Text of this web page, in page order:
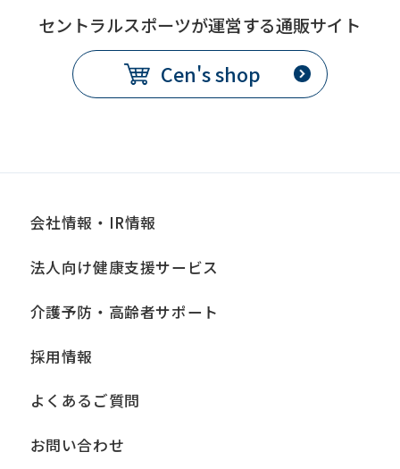
content.
We
ask
fully
before
the
セントラルスポーツが運営する通販サイト
Cen's shop
会社情報・IR情報
法人向け健康支援サービス
介護予防・高齢者サポート
採用情報
よくあるご質問
お問い合わせ